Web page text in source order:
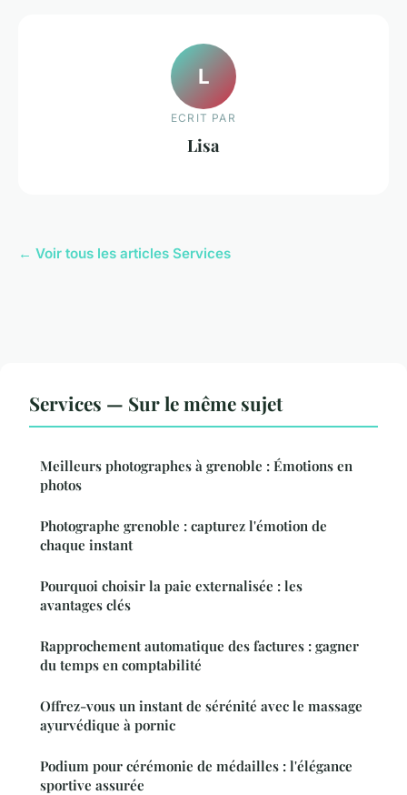
L
ECRIT PAR
Lisa
← Voir tous les articles Services
Services — Sur le même sujet
Meilleurs photographes à grenoble : Émotions en
photos
Photographe grenoble : capturez l'émotion de
chaque instant
Pourquoi choisir la paie externalisée : les
avantages clés
Rapprochement automatique des factures : gagner
du temps en comptabilité
Offrez-vous un instant de sérénité avec le massage
ayurvédique à pornic
Podium pour cérémonie de médailles : l'élégance
sportive assurée